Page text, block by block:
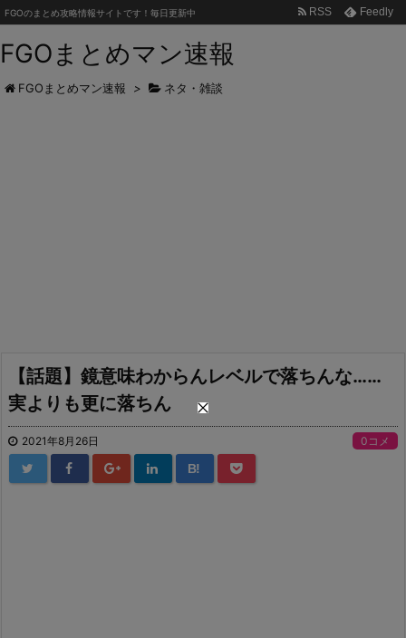
FGOまとめマン速報
FGOのまとめ攻略情報サイトです！毎日更新中 RSS Feedly
FGOまとめマン速報 > ネタ・雑談
【話題】鏡意味わからんレベルで落ちんな……
実よりも更に落ちん
2021年8月26日 0コメ
B!